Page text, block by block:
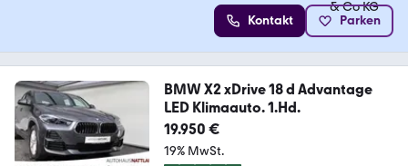
Kontakt Parken
BMW X2 xDrive 18 d Advantage
LED Klimaauto. 1.Hd.
19.950 €
19% MwSt.